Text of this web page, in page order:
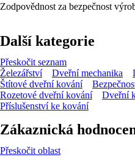
Zodpovědnost za bezpečnost
Další kategorie
Přeskočit seznam
Železářství
Dveřní mechanika
Štítové dveřní kování
Rozetové dveřní kování
Dveřní
Příslušenství ke kování
Zákaznická
Přeskočit oblast